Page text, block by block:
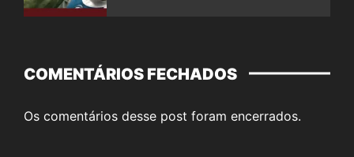
COMENTÁRIOS FECHADOS
Os comentários desse post foram encerrados.